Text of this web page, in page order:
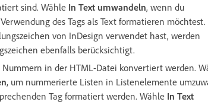
sind. Wähle In Text umwandeln, wenn du
des Tags als Text formatieren möchtest.
von InDesign verwendet hast, werden
ebenfalls berücksichtigt.
in der HTML-Datei konvertiert werden.
, um nummerierte Listen in Listenelemente
Tag formatiert werden. Wähle In Text